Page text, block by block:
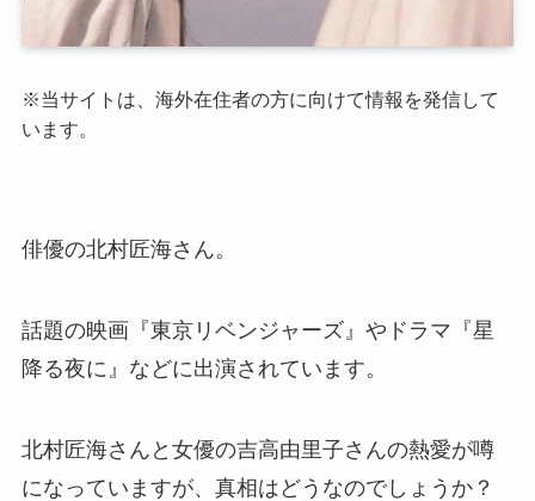
※当サイトは、海外在住者の方に向けて情報を発信して
います。
俳優の北村匠海さん。
話題の映画『東京リベンジャーズ』やドラマ『星
降る夜に』などに出演されています。
北村匠海さんと女優の吉高由里子さんの熱愛が噂
になっていますが、真相はどうなのでしょうか？